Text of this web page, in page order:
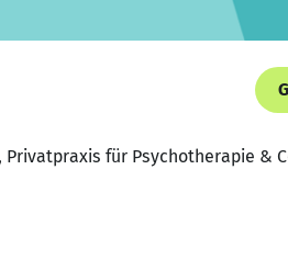
für Psychotherapie &